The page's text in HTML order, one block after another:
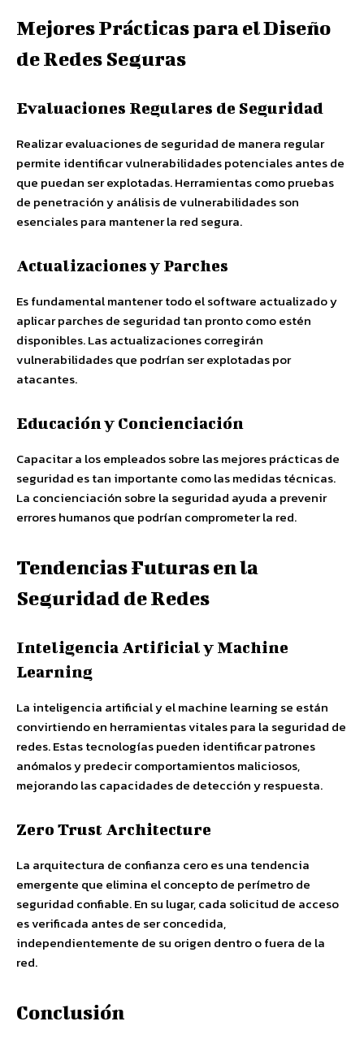
Mejores Prácticas para el Diseño
de Redes Seguras
Evaluaciones Regulares de Seguridad
Realizar evaluaciones de seguridad de manera regular
permite identificar vulnerabilidades potenciales antes de
que puedan ser explotadas. Herramientas como pruebas
de penetración y análisis de vulnerabilidades son
esenciales para mantener la red segura.
Actualizaciones y Parches
Es fundamental mantener todo el software actualizado y
aplicar parches de seguridad tan pronto como estén
disponibles. Las actualizaciones corregirán
vulnerabilidades que podrían ser explotadas por
atacantes.
Educación y Concienciación
Capacitar a los empleados sobre las mejores prácticas de
seguridad es tan importante como las medidas técnicas.
La concienciación sobre la seguridad ayuda a prevenir
errores humanos que podrían comprometer la red.
Tendencias Futuras en la
Seguridad de Redes
Inteligencia Artificial y Machine
Learning
La inteligencia artificial y el machine learning se están
convirtiendo en herramientas vitales para la seguridad de
redes. Estas tecnologías pueden identificar patrones
anómalos y predecir comportamientos maliciosos,
mejorando las capacidades de detección y respuesta.
Zero Trust Architecture
La arquitectura de confianza cero es una tendencia
emergente que elimina el concepto de perímetro de
seguridad confiable. En su lugar, cada solicitud de acceso
es verificada antes de ser concedida,
independientemente de su origen dentro o fuera de la
red.
Conclusión